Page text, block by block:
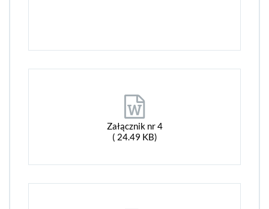
Załącznik nr 4
( 24.49 KB)